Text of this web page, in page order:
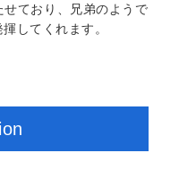
ており、兄弟のようで
してくれます。